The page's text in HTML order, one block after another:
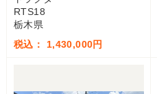
RTS18
栃木県
税込： 1,430,000円